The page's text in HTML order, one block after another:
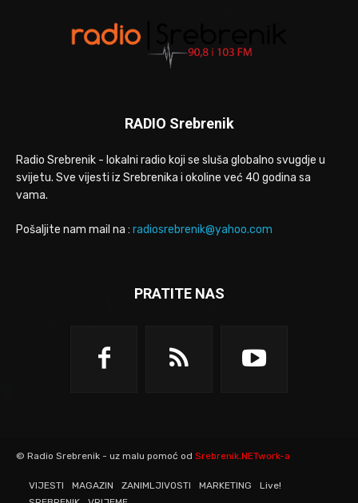
RADIO Srebrenik
Radio Srebrenik - lokalni radio koji se sluša globalno svugdje u
svijetu. Sve vijesti iz Srebrenika i okoline već 40 godina sa
vama.
Pošaljite nam mail na : radiosrebrenik@yahoo.com
PRATITE NAS
© Radio Srebrenik - uz malu pomoć od Srebrenik.NETwork-a
VIJESTI MAGAZIN ZANIMLJIVOSTI MARKETING
Live!